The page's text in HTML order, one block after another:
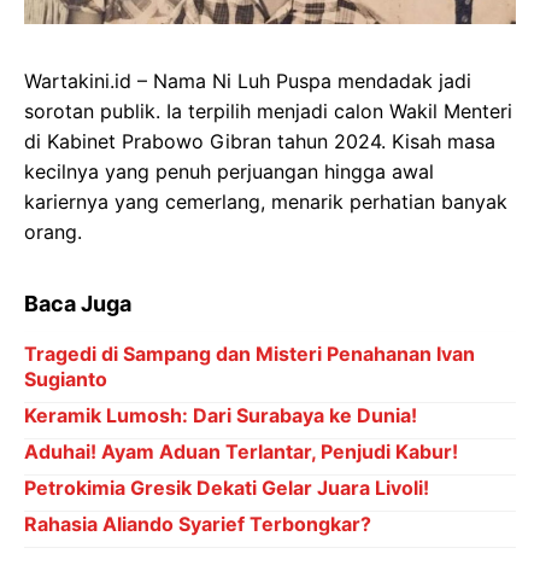
Wartakini.id – Nama Ni Luh Puspa mendadak jadi
sorotan publik. Ia terpilih menjadi calon Wakil Menteri
di Kabinet Prabowo Gibran tahun 2024. Kisah masa
kecilnya yang penuh perjuangan hingga awal
kariernya yang cemerlang, menarik perhatian banyak
orang.
Baca Juga
Tragedi di Sampang dan Misteri Penahanan Ivan
Sugianto
Keramik Lumosh: Dari Surabaya ke Dunia!
Aduhai! Ayam Aduan Terlantar, Penjudi Kabur!
Petrokimia Gresik Dekati Gelar Juara Livoli!
Rahasia Aliando Syarief Terbongkar?